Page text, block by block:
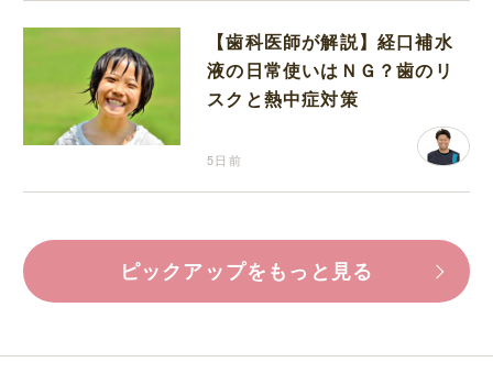
【歯科医師が解説】経口補水
液の日常使いはＮＧ？歯のリ
スクと熱中症対策
5日前
ピックアップをもっと見る